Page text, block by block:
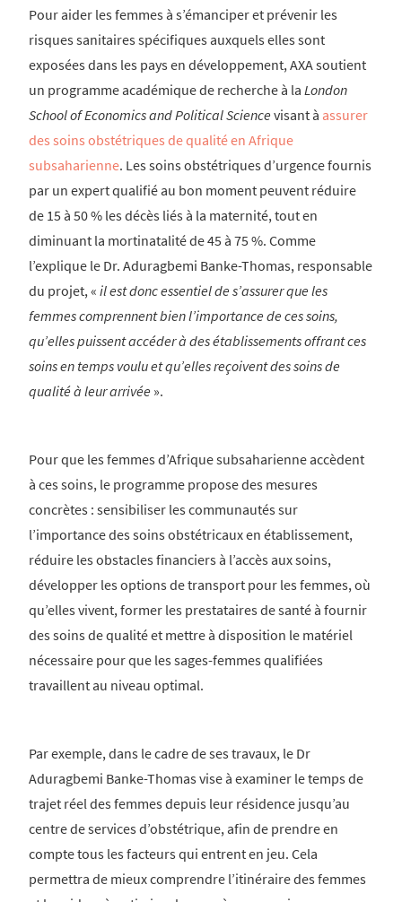
Pour aider les femmes à s’émanciper et prévenir les
risques sanitaires spécifiques auxquels elles sont
exposées dans les pays en développement, AXA soutient
un programme académique de recherche à la London
School of Economics and Political Sciencevisant à assurer
des soins obstétriques de qualité en Afrique
subsaharienne. Les soins obstétriques d’urgence fournis
par un expert qualifié au bon moment peuvent réduire
de 15 à 50 % les décès liés à la maternité, tout en
diminuant la mortinatalité de 45 à 75 %. Comme
l’explique le Dr. Aduragbemi Banke-Thomas, responsable
du projet, « il est donc essentiel de s’assurer que les
femmes comprennent bien l’importance de ces soins,
qu’elles puissent accéder à des établissements offrant ces
soins en temps voulu et qu’elles reçoivent des soins de
qualité à leur arrivée ».
Pour que les femmes d’Afrique subsaharienne accèdent
à ces soins, le programme propose des mesures
concrètes : sensibiliser les communautés sur
l’importance des soins obstétricaux en établissement,
réduire les obstacles financiers à l’accès aux soins,
développer les options de transport pour les femmes, où
qu’elles vivent, former les prestataires de santé à fournir
des soins de qualité et mettre à disposition le matériel
nécessaire pour que les sages-femmes qualifiées
travaillent au niveau optimal.
Par exemple, dans le cadre de ses travaux, le Dr
Aduragbemi Banke-Thomas vise à examiner le temps de
trajet réel des femmes depuis leur résidence jusqu’au
centre de services d’obstétrique, afin de prendre en
compte tous les facteurs qui entrent en jeu. Cela
permettra de mieux comprendre l’itinéraire des femmes